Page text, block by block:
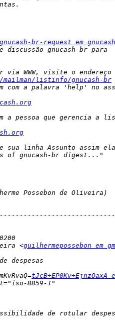
gnucash-br-request em
listinfo/gnucash-br
<guilhermepossebon em